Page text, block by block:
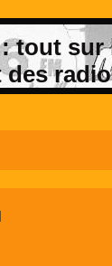
tout sur
des